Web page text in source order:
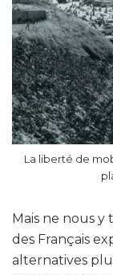
La liberté de
Mais ne nous y
des Français
alternatives